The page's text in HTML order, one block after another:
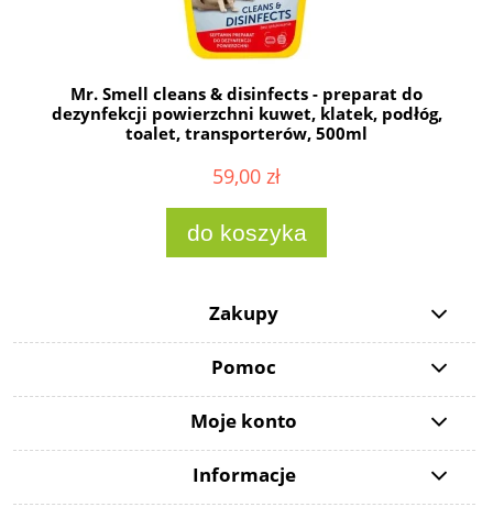
Mr. Smell cleans & disinfects - preparat do
dezynfekcji powierzchni kuwet, klatek, podłóg,
toalet, transporterów, 500ml
59,00 zł
do koszyka
Zakupy
Pomoc
Moje konto
Informacje